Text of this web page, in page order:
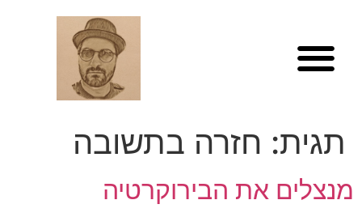
תגית: חזרה בתשובה
מנצלים את הבירוקרטיה